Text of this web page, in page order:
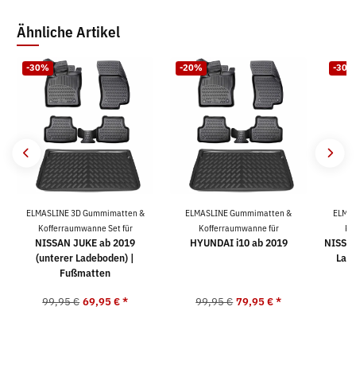
Ähnliche Artikel
-30%
ELMASLINE 3D Gummimatten &
Kofferraumwanne Set für
NISSAN JUKE ab 2019
(unterer Ladeboden) |
Fußmatten
99,95 € 69,95 €*
-20%
ELMASLINE Gummimatten &
Kofferraumwanne für
HYUNDAI i10 ab 2019
99,95 € 79,95 €*
-30%